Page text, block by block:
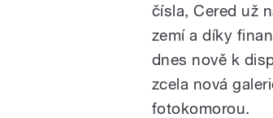
čísla, Cered už
zemí a díky
dnes nově k
zcela nová
fotokomorou.